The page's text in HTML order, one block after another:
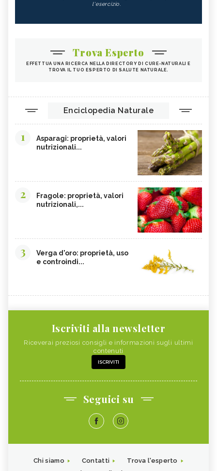
l'esercizio.
Trova Esperto
EFFETTUA UNA RICERCA NELLA DIRECTORY DI CURE-NATURALI E
TROVA IL TUO ESPERTO DI SALUTE NATURALE.
Enciclopedia Naturale
1
Asparagi: proprietà, valori
nutrizionali...
2
Fragole: proprietà, valori
nutrizionali,...
3
Verga d'oro: proprietà, uso
e controindi...
Iscriviti alla newsletter
Riceverai preziosi consigli e informazioni sugli ultimi
contenuti
ISCRIVITI
Seguici su
Chi siamo Contatti
Trova l'esperto